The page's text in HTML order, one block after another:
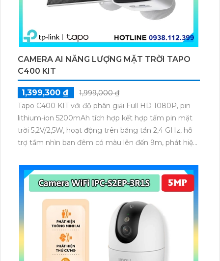
CAMERA AI NĂNG LƯỢNG MẶT TRỜI TAPO
C400 KIT
1,399,300 ₫
1,999,000 ₫
Tapo C400 KIT với độ phân giải Full HD 1080P, pin
lithium-ion 5200mAh tích hợp kết hợp tấm pin mặt
trời 5,2V/2,5W, hoạt động trên băng tần 2,4 GHz, hỗ
trợ tầm nhìn ban đêm có màu lên đến 9m, phát hiện
dữ liệu qua thẻ microSD lên đến 512GB.